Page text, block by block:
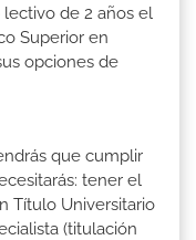
de 2 años el
Superior en
opciones de
que cumplir
tener el
Título Universitario
(titulación